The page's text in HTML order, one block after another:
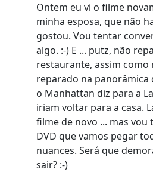
Ontem eu vi o filme
minha esposa, que não
gostou. Vou tentar
algo. :-) E ... putz, não
restaurante, assim como
reparado na panorâmica
o Manhattan diz para a
iriam voltar para a casa.
filme de novo ... mas vou
DVD que vamos pegar
nuances. Será que
sair? :-)